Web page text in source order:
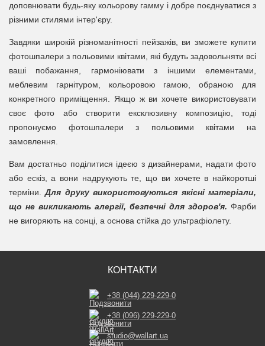
доповнювати будь-яку кольорову гамму і добре поєднуватися з
різними стилями інтер'єру.
Завдяки широкій різноманітності пейзажів, ви зможете купити
фотошпалери з польовими квітами, які будуть задовольняти всі
ваші побажання, гармоніювати з іншими елементами,
меблевим гарнітуром, кольоровою гамою, обраною для
конкретного приміщення. Якщо ж ви хочете використовувати
своє фото або створити ексклюзивну композицію, тоді
пропонуємо фотошпалери з польовими квітами на
замовлення.
Вам достатньо поділитися ідеєю з дизайнерами, надати фото
або ескіз, а вони надрукують те, що ви хочете в найкоротші
терміни. Для друку використовуються якісні матеріали,
що не викликають алергії, безпечні для здоров'я. Фарби
не вигоряють на сонці, а основа стійка до ультрафіолету.
КОНТАКТИ
+38 (044) 229-229-0
+38 (096) 229-229-0
studio@wallart.ua